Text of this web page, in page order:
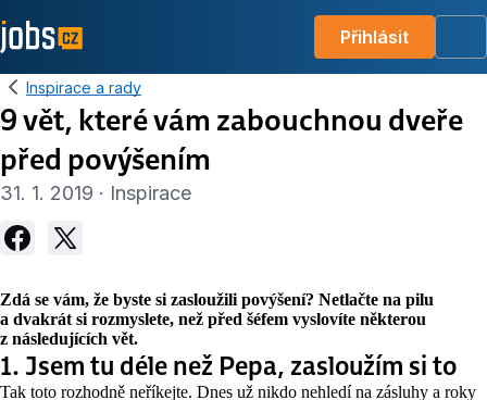
Přihlásit
Inspirace a rady
9 vět, které vám zabouchnou dveře
před povýšením
31. 1. 2019 · Inspirace
Zdá se vám, že byste si zasloužili povýšení? Netlačte na pilu
a dvakrát si rozmyslete, než před šéfem vyslovíte některou
z následujících vět.
1. Jsem tu déle než Pepa, zasloužím si to
Tak toto rozhodně neříkejte. Dnes už nikdo nehledí na zásluhy a roky